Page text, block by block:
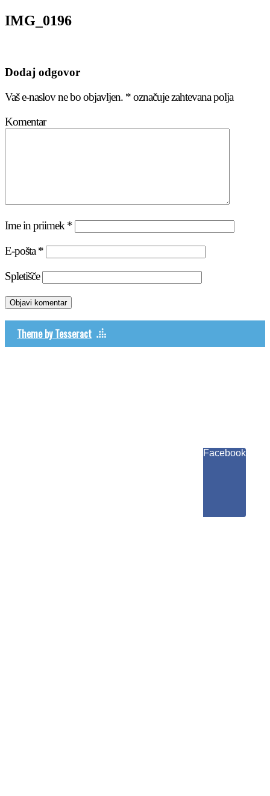
IMG_0196
Dodaj odgovor
Vaš e-naslov ne bo objavljen. *označuje zahtevana polja
Komentar
Ime in priimek *
E-pošta*
Spletišče
Theme by Tesseract
Facebook